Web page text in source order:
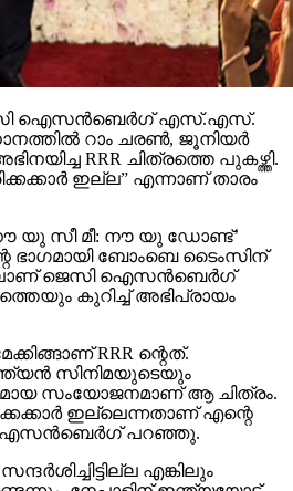
ഐസന്‍ബെര്‍ഗ് എസ്.എസ്.
റാം ചരണ്‍, ജൂനിയര്‍
RRR ചിത്രത്തെ പുകഴ്ത്തി.
ഇല്ല” എന്നാണ് താരം
യു സീ മീ: നൗ യു ഡോണ്ട്’
ഭാഗമായി ബോംബെ ടൈംസിന്
ജെസി ഐസന്‍ബെര്‍ഗ്
കുറിച്ച് അഭിപ്രായം
RRR ന്റെത്.
സിനിമയുടെയും
സംയോജനമാണ് ആ ചിത്രം.
ഇല്ലെന്നതാണ് എന്റെ
ഐസന്‍ബെര്‍ഗ് പറഞ്ഞു.
എങ്കിലും
നേപ്പാളിന് ഇന്ത്യയോട്
താരം കൂട്ടിച്ചേര്‍ത്തു.